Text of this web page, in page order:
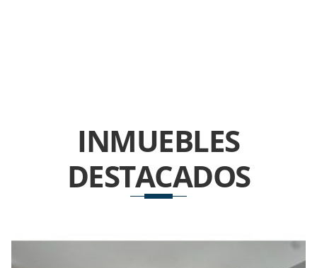
INMUEBLES
DESTACADOS